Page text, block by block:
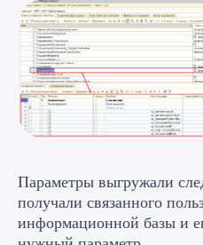
Параметры выгружали
получали связанного
информационной базы и